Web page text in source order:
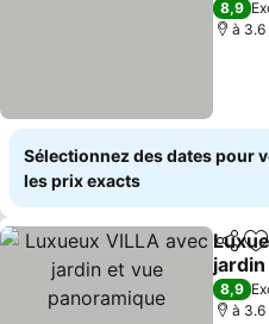
8,9
à
Sélectionnez des dates pour
les prix exacts
8,9
à